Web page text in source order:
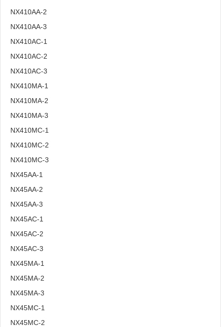
NX410AA-2
NX410AA-3
NX410AC-1
NX410AC-2
NX410AC-3
NX410MA-1
NX410MA-2
NX410MA-3
NX410MC-1
NX410MC-2
NX410MC-3
NX45AA-1
NX45AA-2
NX45AA-3
NX45AC-1
NX45AC-2
NX45AC-3
NX45MA-1
NX45MA-2
NX45MA-3
NX45MC-1
NX45MC-2